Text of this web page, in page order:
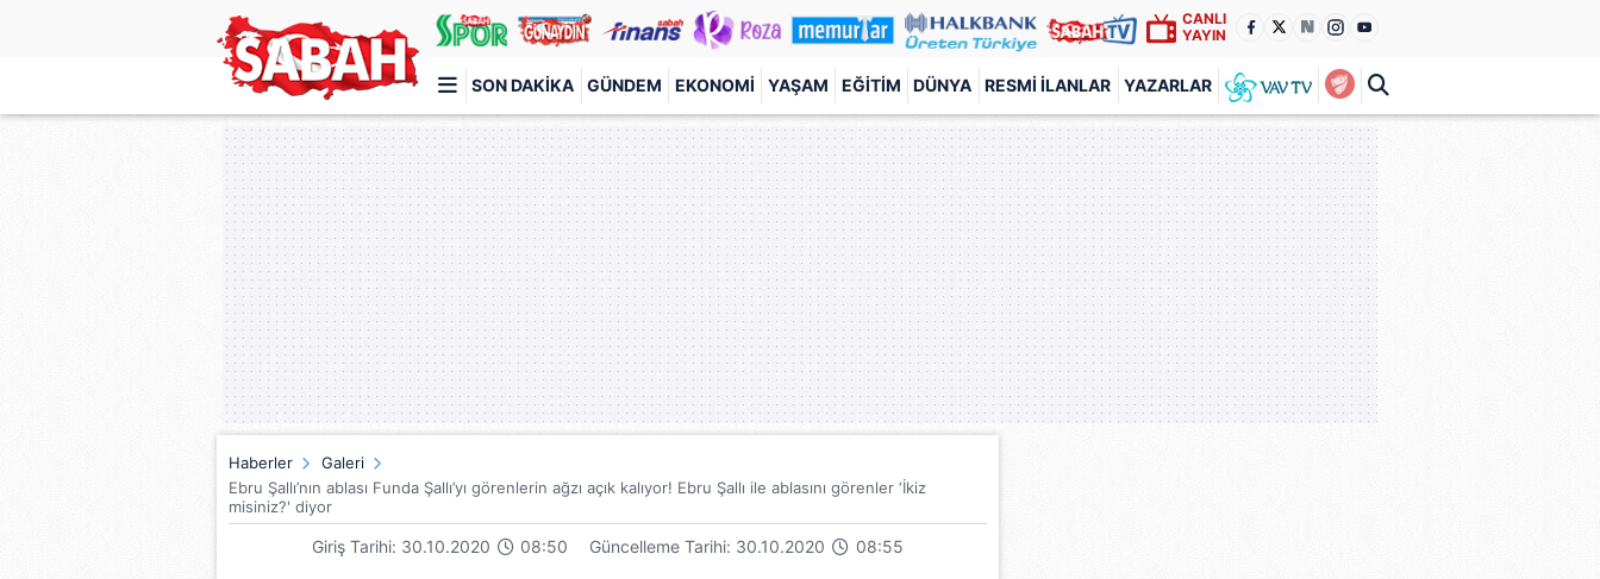
CANLI
YAYIN
SON DAKIKA GÜNDEM EKONOMI YAŞAM EĞITIM DÜNYA RESMI İLANLAR YAZARLAR
Türkiye'nin en iyi haber sitesi
Haberler
Galeri
Ebru Şallı’nın ablası Funda Şallı’yı görenlerin ağzı açık kalıyor! Ebru Şallı ile ablasını görenler ‘İkiz
misiniz?' diyor
Giriş Tarihi: 30.10.2020 08:50 Güncelleme Tarihi: 30.10.2020 08:55